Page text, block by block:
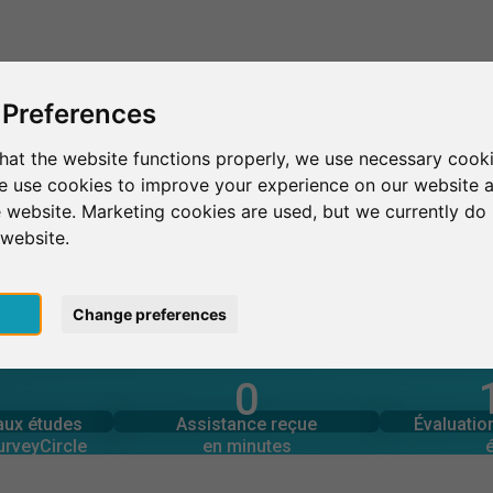
the website functions properly, we use necessary
use cookies to improve your experience on our website
website. Marketing cookies are used, but we currently
Change preferences
CentraleSupélèc
études
études 0
Assistance reçue
en minutes
0
Assistance fournie
en minutes